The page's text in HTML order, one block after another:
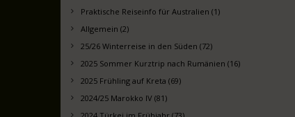
Praktische Reiseinfo für Australien (1)
Allgemein (2)
25/26 Winterreise in den Süden (72)
2025 Sommer Kurztrip nach Rumänien (16)
2025 Frühling auf Kreta (69)
2024/25 Marokko IV (81)